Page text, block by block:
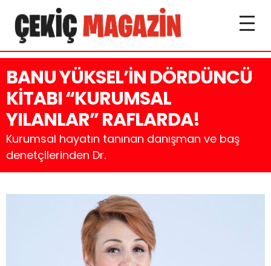
BANU YÜKSEL’İN DÖRDÜNCÜ
KİTABI “KURUMSAL
YILANLAR” RAFLARDA!
Kurumsal hayatın tanınan danışman ve baş
denetçilerinden Dr.